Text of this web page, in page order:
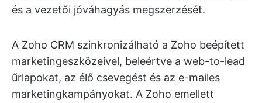
és a vezetői jóváhagyás megszerzését.
A Zoho CRM szinkronizálható a Zoho beépített
marketingeszközeivel, beleértve a web-to-lead
űrlapokat, az élő csevegést és az e-mailes
marketingkampányokat. A Zoho emellett